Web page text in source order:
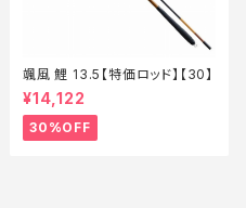
颯風 鯉 13.5【特価ロッド】【30】
¥14,122
30%OFF